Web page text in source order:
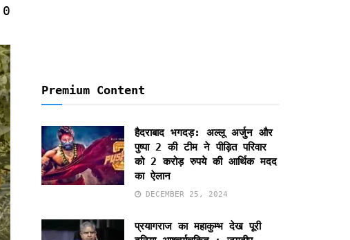
0
Premium Content
हैदराबाद भगदड़: अल्लू अर्जुन और
पुष्पा 2 की टीम ने पीड़ित परिवार
को 2 करोड़ रुपये की आर्थिक मदद
का ऐलान
DECEMBER 25, 2024
प्रयागराज का महाकुम्भ देख पूरी